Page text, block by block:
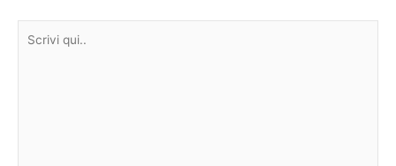
Scrivi